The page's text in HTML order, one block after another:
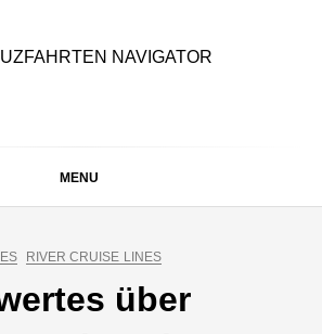
MENU
RIVER CRUISE LINES
über